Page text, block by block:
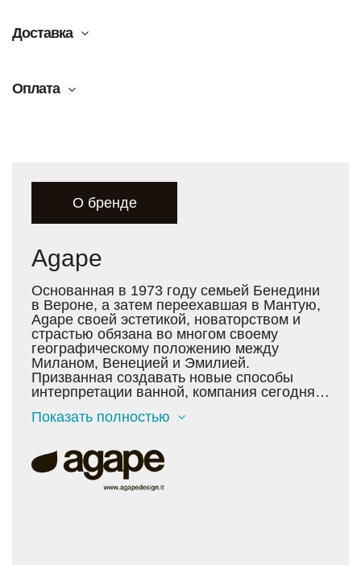
Доставка
Оплата
О бренде
Agape
Основанная в 1973 году семьей Бенедини
в Вероне, а затем переехавшая в Мантую,
Agape своей эстетикой, новаторством и
страстью обязана во многом своему
географическому положению между
Миланом, Венецией и Эмилией.
Призванная создавать новые способы
интерпретации ванной, компания сегодня
мебельной индустрии. Под руководством
функционального пространства к
эмоциональному центру дома. С самого
начала врожденный дизайнерский талант в
сочетании со стремлением к диалогу с
Показать полностью